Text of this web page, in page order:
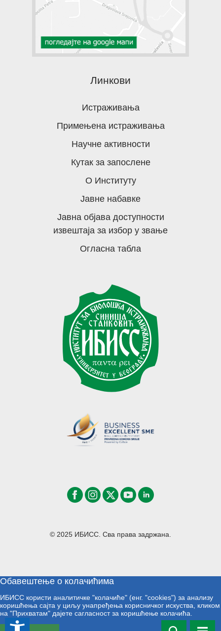
Линкови
Истраживања
Примењена истраживања
Научне активности
Кутак за запослене
О Институту
Јавне набавке
Јавна објава доступности
извештаја за избор у звање
Огласна табла
© 2025 ИБИСС. Сва права задржана.
Обавештење о колачићима
ИБИСС користи аналитичке "колачиће" (енг. "cookies") за анализу
коришћења сајта у циљу унапређења корисничког искуства, кликом
на "Прихватам" дајете сагласност за коришћење колачића.